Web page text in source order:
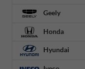
Geely
Honda
Hyundai